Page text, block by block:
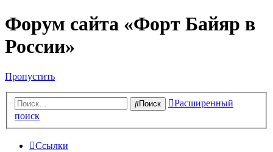
Форум сайта «Форт Байяр в
России»
Пропустить
Поиск
Расширенный
поиск
Ссылки